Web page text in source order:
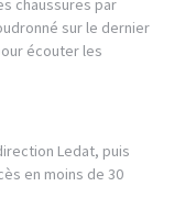
chaussures par
sur le dernier
écouter les
Ledat, puis
en moins de 30